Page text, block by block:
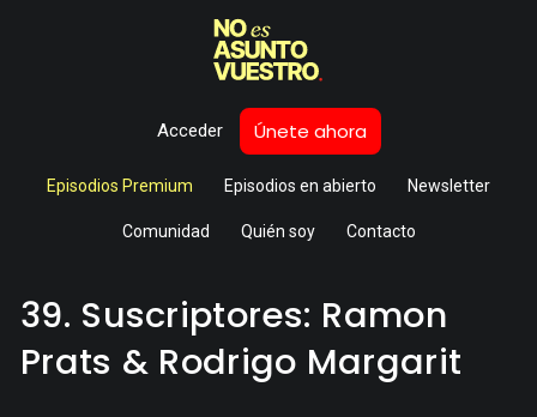
Acceder Únete ahora
Episodios Premium Episodios en abierto Newsletter
Comunidad Quién soy Contacto
39. Suscriptores: Ramon
Prats & Rodrigo Margarit